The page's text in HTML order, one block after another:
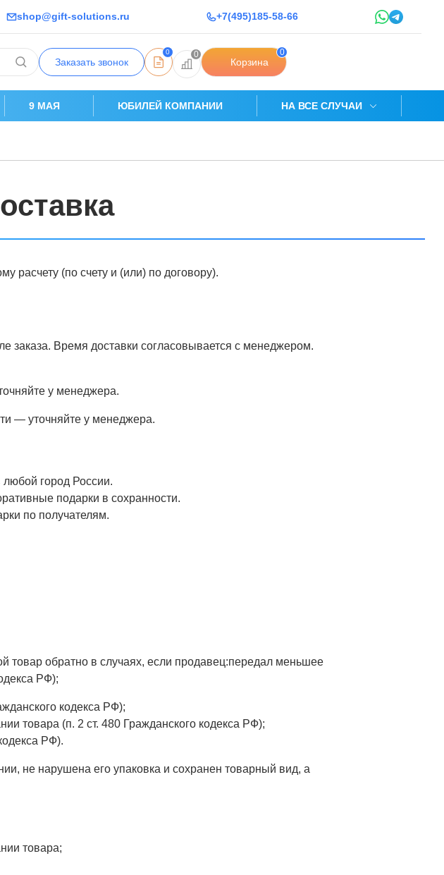
shop@gift-solutions.ru +7(495)185-58-66
Заказать звонок
0 0
Корзина
0
9 МАЯ ЮБИЛЕЙ КОМПАНИИ НА ВСЕ СЛУЧАИ
расчету (по счету и (или) по договору).
заказа. Время доставки согласовывается с менеджером.
у менеджера.
— уточняйте у менеджера.
город России.
подарки в сохранности.
по получателям.
товар обратно в случаях, если продавец:передал меньшее
РФ);
кодекса РФ);
товара (п. 2 ст. 480 Гражданского кодекса РФ);
РФ).
не нарушена его упаковка и сохранен товарный вид, а
товара;